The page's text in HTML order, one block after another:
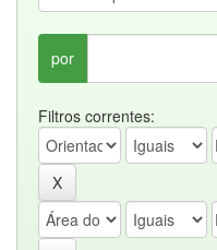
por
Filtros correntes: